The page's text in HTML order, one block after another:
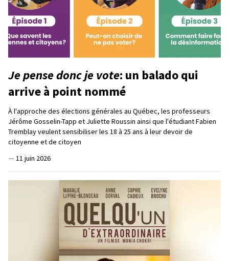
Je pense donc je vote: un balado qui
arrive à point nommé
À l'approche des élections générales au Québec, les professeurs
Jérôme Gosselin-Tapp et Juliette Roussin ainsi que l'étudiant Fabien
Tremblay veulent sensibiliser les 18 à 25 ans à leur devoir de
citoyenne et de citoyen
— 11 juin 2026